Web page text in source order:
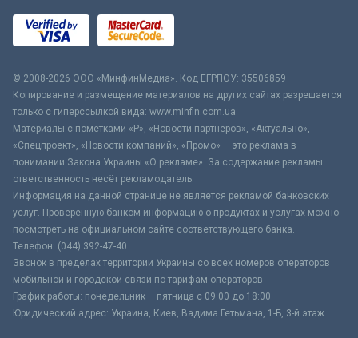
© 2008-2026 ООО «МинфинМедиа». Код ЕГРПОУ: 35506859
Копирование и размещение материалов на других сайтах разрешается
только с гиперссылкой вида: www.minfin.com.ua
Материалы с пометками «Р», «Новости партнёров», «Актуально»,
«Спецпроект», «Новости компаний», «Промо» – это реклама в
понимании Закона Украины «О рекламе». За содержание рекламы
ответственность несёт рекламодатель.
Информация на данной странице не является рекламой банковских
услуг. Проверенную банком информацию о продуктах и услугах можно
посмотреть на официальном сайте соответствующего банка.
Телефон: (044) 392-47-40
Звонок в пределах территории Украины со всех номеров операторов
мобильной и городской связи по тарифам операторов
График работы: понедельник – пятница с 09:00 до 18:00
Юридический адрес: Украина, Киев, Вадима Гетьмана, 1-Б, 3-й этаж